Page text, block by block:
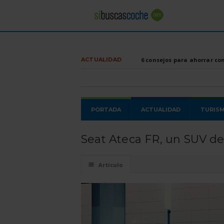
ACTUALIDAD 6 consejos para ahorrar
PORTADA ACTUALIDAD
Seat Ateca FR, un SUV
☰ Artículo